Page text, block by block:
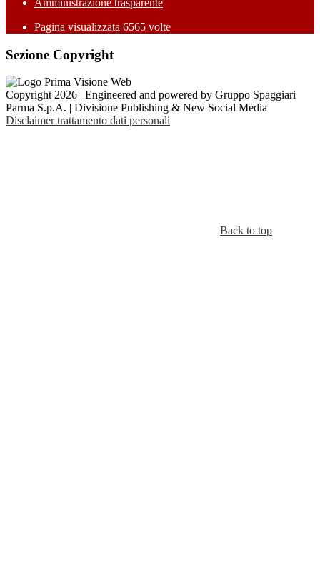
Amministrazione trasparente
Pagina visualizzata 6565 volte
Sezione Copyright
Copyright 2026 | Engineered and powered by Gruppo Spaggiari
Parma S.p.A. | Divisione Publishing & New Social Media
Disclaimer trattamento dati personali
Back to top